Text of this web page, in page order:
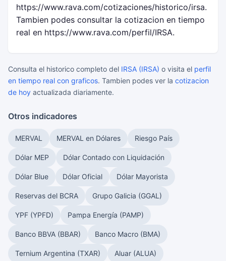
https://www.rava.com/cotizaciones/historico/irsa.
Tambien podes consultar la cotizacion en tiempo
real en https://www.rava.com/perfil/IRSA.
Consulta el historico completo del IRSA (IRSA) o visita el perfil
en tiempo real con graficos. Tambien podes ver la cotizacion
de hoy actualizada diariamente.
Otros indicadores
MERVAL MERVAL en Dólares Riesgo País
Dólar MEP Dólar Contado con Liquidación
Dólar Blue Dólar Oficial Dólar Mayorista
Reservas del BCRA Grupo Galicia (GGAL)
YPF (YPFD) Pampa Energía (PAMP)
Banco BBVA (BBAR) Banco Macro (BMA)
Ternium Argentina (TXAR) Aluar (ALUA)